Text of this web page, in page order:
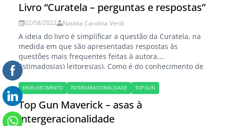
Livro “Curatela – perguntas e respostas”
02/08/2022 Natalia Carolina Verdi
A ideia do livro é simplificar a questão da Curatela, na
medida em que são apresentadas respostas às
questões mais frequentes feitas à autora.
Estimados(as) leitores(as), Como é do conhecimento de
todos vocês que acompanham os textos publicados
nesse Blog denominado Direitos do Longeviver, já
tratamos há um tempo sobre o tema da Curatela. Por…
ENVELHECIMENTO INTERGERACIONALIDADE TOP GUN
Top Gun Maverick – asas à
intergeracionalidade